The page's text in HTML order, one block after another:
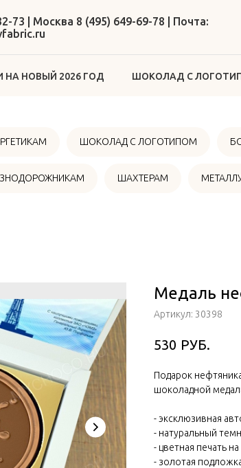
73 | Москва 8 (495) 649-69-78 | Почта:
НА НОВЫЙ 2026 ГОД ШОКОЛАД С
ШОКОЛАД С ЛОГОТИПОМ
ШАХТЕРАМ
Медаль
Артикул: 30398
530 РУБ.
Подарок
шоколадной
- эксклюзивная
- натуральный
- цветная печать
- золотая